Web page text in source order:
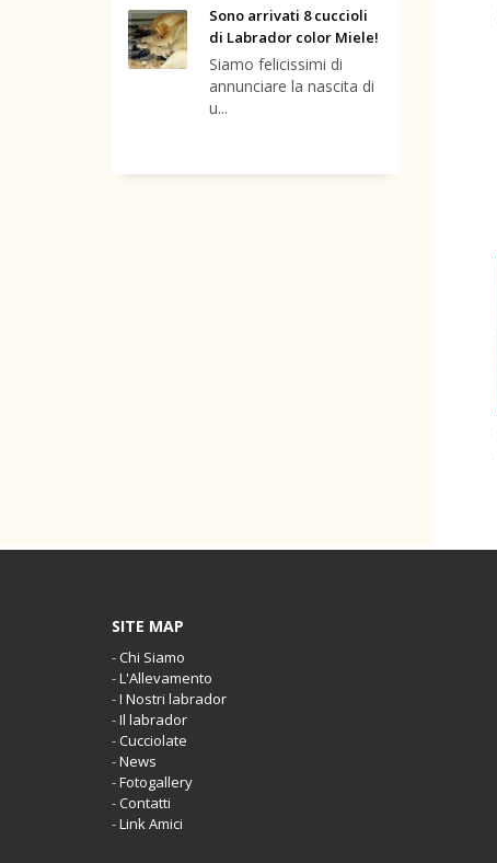
Sono arrivati 8 cuccioli
di Labrador color Miele!
Siamo felicissimi di
annunciare la nascita di
u...
SITE MAP
-Chi Siamo
-L'Allevamento
-I Nostri labrador
-Il labrador
-Cucciolate
-News
-Fotogallery
-Contatti
-Link Amici